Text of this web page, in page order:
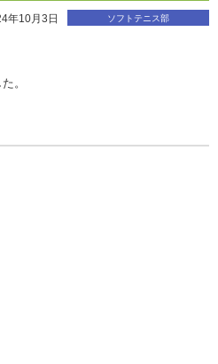
ソフトテニス部
年10月3日
。